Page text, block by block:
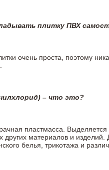
плитку ПВХ
очень проста, поэтому
– что это?
пластмасса.
других материалов и
белья, трикотажа и